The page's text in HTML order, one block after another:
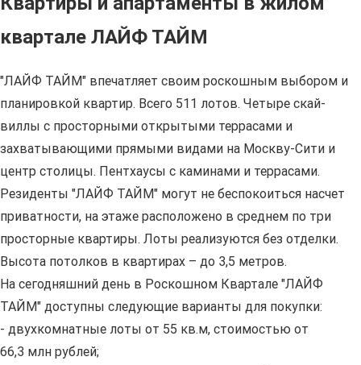
квартале ЛАЙФ ТАЙМ
"ЛАЙФ ТАЙМ" впечатляет своим роскошным выбором и
планировкой квартир. Всего 511 лотов. Четыре скай-
виллы с просторными открытыми террасами и
захватывающими прямыми видами на Москву-Сити и
центр столицы. Пентхаусы с каминами и террасами.
Резиденты "ЛАЙФ ТАЙМ" могут не беспокоиться насчет
приватности, на этаже расположено в среднем по три
просторные квартиры. Лоты реализуются без отделки.
Высота потолков в квартирах – до 3,5 метров.
На сегодняшний день в Роскошном Квартале "ЛАЙФ
ТАЙМ" доступны следующие варианты для покупки:
- двухкомнатные лоты от 55 кв.м, стоимостью от
66,3 млн рублей;